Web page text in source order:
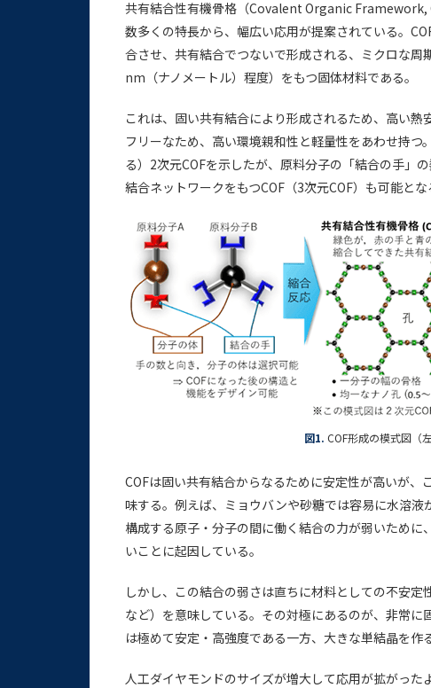
共有結合性有機骨格（Covalent Organic Framework,
数多くの特長から、幅広い応用が提案されている。
合させ、共有結合でつないで形成される、ミクロな
nm（ナノメートル）程度）をもつ固体材料である。
これは、固い共有結合により形成されるため、高い
フリーなため、高い環境親和性と軽量性をあわせ持
る）2次元COFを示したが、原料分子の「結合の手」
結合ネットワークをもつCOF（3次元COF）も可能とな
図1. COF形成の模式図（
COFは固い共有結合からなるために安定性が高いが
味する。例えば、ミョウバンや砂糖では容易に水溶
構成する原子・分子の間に働く結合の力が弱いために
いことに起因している。
しかし、この結合の弱さは直ちに材料としての不安
など）を意味している。その対極にあるのが、非常
は極めて安定・高強度である一方、大きな単結晶を作
人工ダイヤモンドのサイズが増大して応用が拡がっ